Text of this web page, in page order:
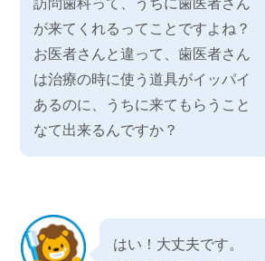
訪問歯科って、うちに歯医者さん
が来てくれるってことですよね？
お医者さんと違って、歯医者さん
は治療の時に使う道具がイッパイ
あるのに、うちに来てもらうこと
なて出来るんですか？
はい！大丈夫です。